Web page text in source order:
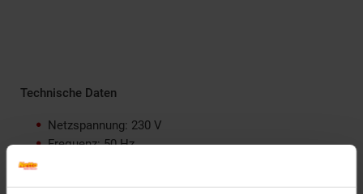
Technische Daten
Netzspannung: 230 V
Frequenz: 50 Hz